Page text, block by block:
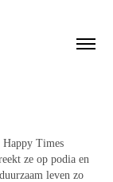
Happy Times
ze op podia en
leven zo